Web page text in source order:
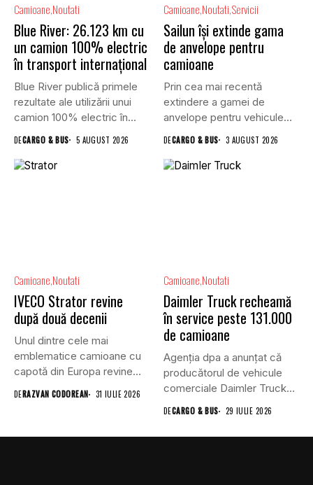
Camioane Noutati
Blue River: 26.123 km cu
un camion 100% electric
în transport internațional
Blue River publică primele
rezultate ale utilizării unui
camion 100% electric în...
DECARGO & BUS 5 AUGUST 2026
Camioane Noutati Servicii
Sailun își extinde gama
de anvelope pentru
camioane
Prin cea mai recentă
extindere a gamei de
anvelope pentru vehicule
DECARGO & BUS 3 AUGUST 2026
Camioane Noutati
IVECO Strator revine
după două decenii
Unul dintre cele mai
emblematice camioane cu
capotă din Europa revine
în...
DERAZVAN CODOREAN 31 IULIE 2026
Camioane Noutati
Daimler Truck recheamă
în service peste 131.000
de camioane
Agenția dpa a anunțat că
producătorul de vehicule
comerciale Daimler Truck
a...
DECARGO & BUS 29 IULIE 2026